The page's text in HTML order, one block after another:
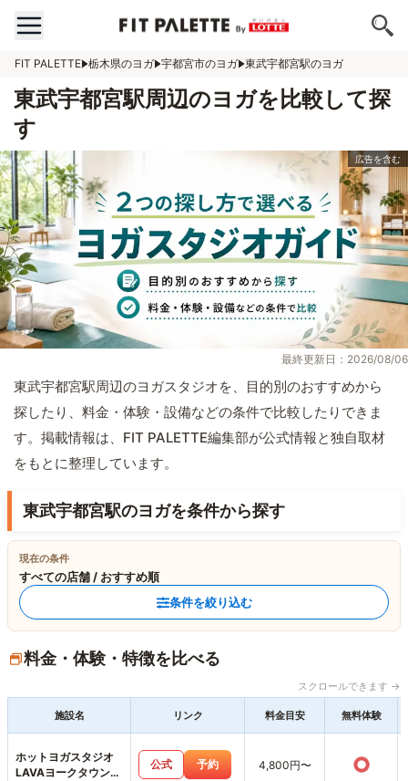
FIT PALETTE 栃木県のヨガ 宇都宮市のヨガ 東武宇都宮駅のヨガ
東武宇都宮駅周辺のヨガを比較して探
す
最終更新日：2026/08/06
東武宇都宮駅周辺のヨガスタジオを、目的別のおすすめから
探したり、料金・体験・設備などの条件で比較したりできま
す。掲載情報は、FIT PALETTE編集部が公式情報と独自取材
をもとに整理しています。
東武宇都宮駅のヨガを条件から探す
現在の条件
すべての店舗 / おすすめ順
条件を絞り込む
料金・体験・特徴を比べる
スクロールできます →
施設名 リンク 料金目安 無料体験
ホットヨガスタジオ
LAVAヨークタウン若
公式 予約 4,800円〜 ○